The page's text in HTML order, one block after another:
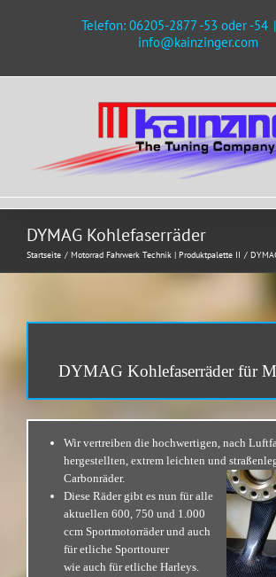
Telefon: 06205-2877 -53 oder -54 |
info@kainzinger.com
DYMAG Kohlefaserräder
Startseite Motorrad Fahrwerk Technik | Produktpalette II
DYMAG Kohlefaserräder für
Wir vertreiben die hochwertigen, nach
hergestellten, extrem leichten und
Carbonräder.
Diese Räder gibt es nun für alle
aktuellen 600, 750 und 1.000
ccm Sportmotorräder und auch
für etliche Sporttourer
wie auch für etliche Harleys.